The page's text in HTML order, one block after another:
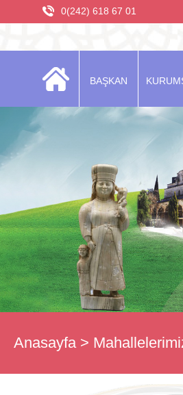
0(242) 618 67 01
BAŞKAN
Anasayfa>